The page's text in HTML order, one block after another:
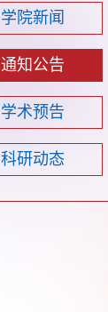
学院新闻
通知公告
学术预告
科研动态